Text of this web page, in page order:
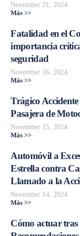
November 21, 2024
Más >>
Fatalidad en el
importancia
seguridad
November 16, 2024
Más >>
Trágico
Pasajera de
November 15, 2024
Más >>
Automóvil a
Estrella contra
Llamado a la
November 14, 2024
Más >>
Cómo actuar